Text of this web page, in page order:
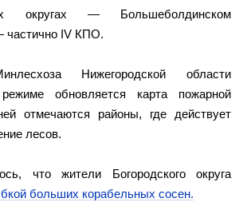
— Большеболдинском
частично IV КПО.
Нижегородской области
обновляется карта пожарной
отмечаются районы, где действует
лесов.
что жители Богородского округа
больших корабельных сосен.